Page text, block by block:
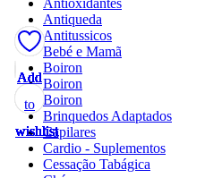
Add
to
wishlist
Add
to
wishlist
Add
to
wishlist
Add
to
wishlist
Add
to
wishlist
Add
to
wishlist
Add
to
wishlist
Add
to
wishlist
Add
to
wishlist
Add
to
wishlist
Add
to
wishlist
Add
to
wishlist
Add
to
wishlist
Antioxidantes
Antiqueda
Antitussicos
Bebé e Mamã
Boiron
Boiron
Boiron
Brinquedos Adaptados
Capilares
Cardio - Suplementos
Cessação Tabágica